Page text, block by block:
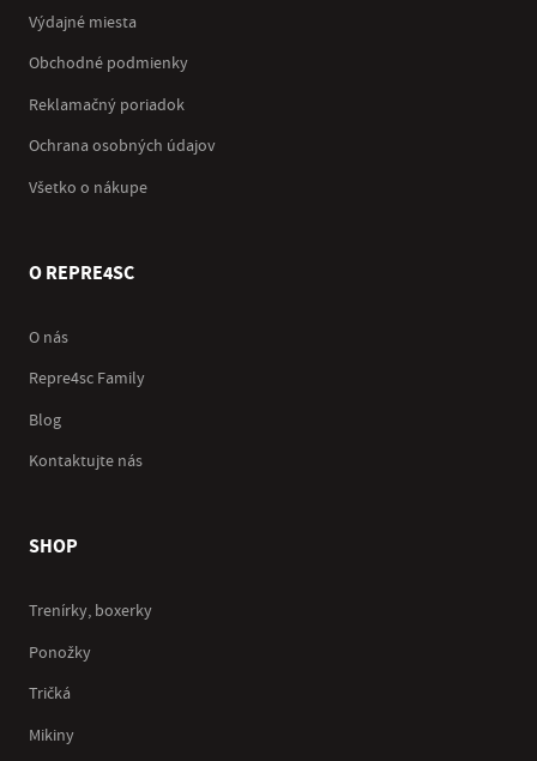
Výdajné miesta
Obchodné podmienky
Reklamačný poriadok
Ochrana osobných údajov
Všetko o nákupe
O REPRE4SC
O nás
Repre4sc Family
Blog
Kontaktujte nás
SHOP
Trenírky, boxerky
Ponožky
Tričká
Mikiny